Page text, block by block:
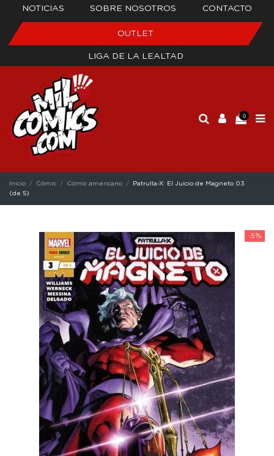
NOTICIAS SOBRE NOSOTROS CONTACTO
OUTLET
LIGA DE LA LEALTAD
0
Inicio Cómic Cómic americano
Patrulla-X: El Juicio de Magneto 03
(de 5)
-5%